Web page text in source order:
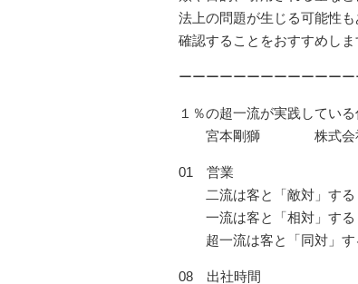
法上の問題が生じる可能性
確認することをおすすめしま
ーーーーーーーーーーーー
１％の超一流が実践してい
宮本剛獅 株式会社
01 営業
二流は客と「敵対」する
一流は客と「相対」する
超一流は客と「同対」す
08 出社時間